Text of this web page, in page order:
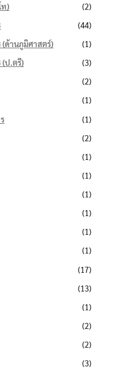
ท)
(2)
(44)
ด้านภูมิศาสตร์)
(1)
(ป.ตรี)
(3)
(2)
(1)
(1)
(2)
(1)
(1)
(1)
(1)
(1)
(1)
(17)
(13)
(1)
(2)
(2)
(3)